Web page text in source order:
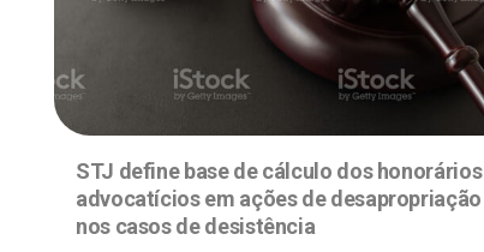
STJ define base de cálculo dos honorários
advocatícios em ações de desapropriação
nos casos de desistência